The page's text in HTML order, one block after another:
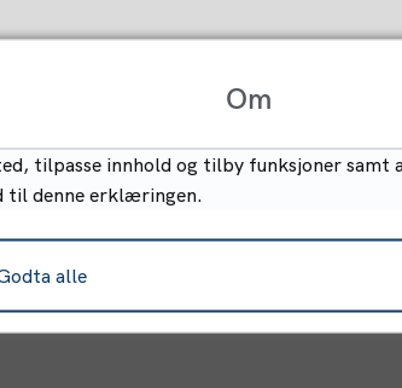
Om
tilpasse innhold og tilby funksjoner samt
til denne erklæringen.
alle